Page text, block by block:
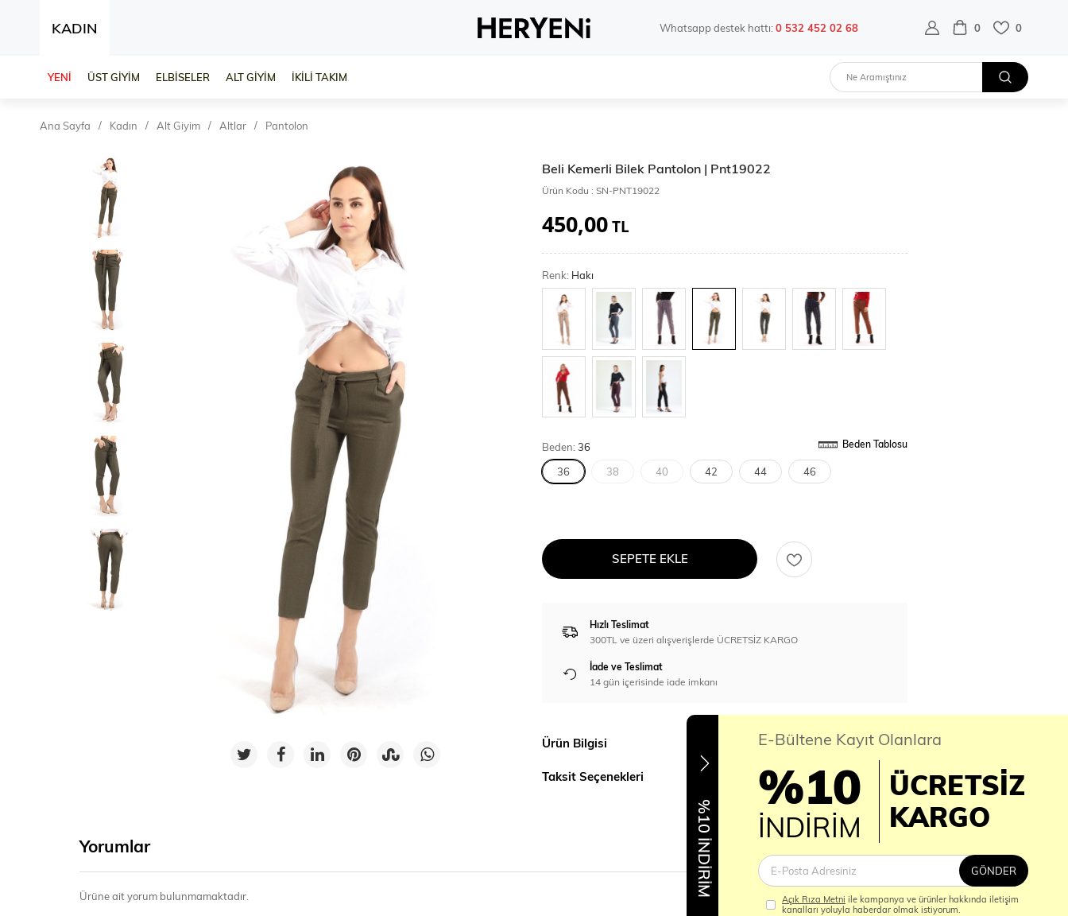
KADIN Whatsapp destek hattı:0 532 452 02 68 0 0
YENİ ÜST GİYİM ELBİSELER ALT GİYİM İKİLİ TAKIM
Ana Sayfa Kadın Alt Giyim Altlar Pantolon
Beli Kemerli Bilek Pantolon | Pnt19022
Ürün Kodu : SN-PNT19022
450,00TL
Renk: Hakı
Beden:36 Beden Tablosu
36 38 40 42 44 46
SEPETE EKLE
Hızlı Teslimat
300TL ve üzeri alışverişlerde ÜCRETSİZ KARGO
İade ve Teslimat
14 gün içerisinde iade imkanı
Ürün Bilgisi
Taksit Seçenekleri
Yorumlar
Ürüne ait yorum bulunmamaktadır. %10 İNDİRİM
E-Bültene Kayıt Olanlara
%10
İNDİRİM
ÜCRETSİZ
KARGO
GÖNDER
Açık Rıza Metni ile kampanya ve ürünler hakkında iletişim
kanalları yoluyla haberdar olmak istiyorum.